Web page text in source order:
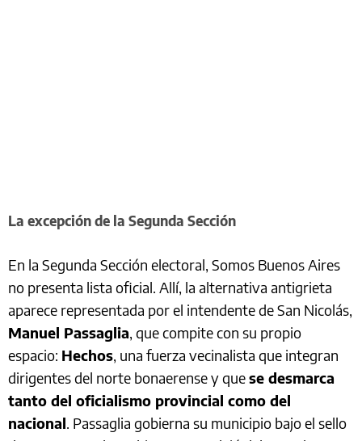
La excepción de la Segunda Sección
En la Segunda Sección electoral, Somos Buenos Aires
no presenta lista oficial. Allí, la alternativa antigrieta
aparece representada por el intendente de San Nicolás,
Manuel Passaglia, que compite con su propio
espacio: Hechos, una fuerza vecinalista que integran
dirigentes del norte bonaerense y quese desmarca
tanto del oficialismo provincial como del
nacional. Passaglia gobierna su municipio bajo el sello